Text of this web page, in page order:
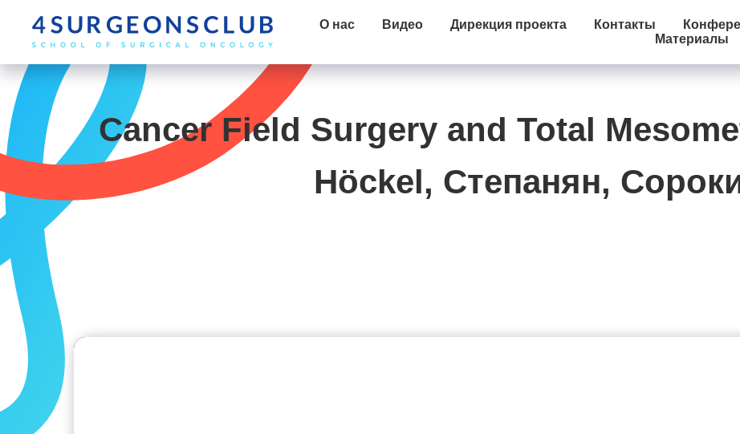
О нас Видео Дирекция проекта Контакты
Материалы
Cancer Field Surgery and Total
Höckel, Степанян,